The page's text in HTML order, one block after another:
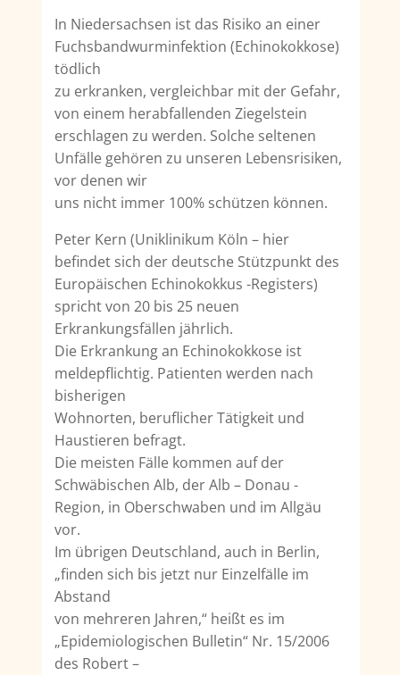
In Niedersachsen ist das Risiko an einer
Fuchsbandwurminfektion (Echinokokkose)
tödlich
zu erkranken, vergleichbar mit der Gefahr,
von einem herabfallenden Ziegelstein
erschla­gen zu werden. Solche seltenen
Unfälle gehören zu unseren Lebensrisiken,
vor denen wir
uns nicht immer 100% schützen können.
Peter Kern (Uniklinikum Köln – hier
befindet sich der deutsche Stützpunkt des
Europäi­schen Echinokokkus -Registers)
spricht von 20 bis 25 neuen
Erkrankungsfällen jährlich.
Die Erkrankung an Echinokokkose ist
meldepflichtig. Patienten werden nach
bisherigen
Wohnorten, beruflicher Tätigkeit und
Haustieren befragt.
Die meisten Fälle kommen auf der
Schwäbischen Alb, der Alb – Donau -
Region, in Ober­schwaben und im Allgäu
vor.
Im übrigen Deutschland, auch in Berlin,
„finden sich bis jetzt nur Einzelfälle im
Abstand
von mehreren Jahren,“ heißt es im
„Epidemiologischen Bulletin“ Nr. 15/2006
des Robert –